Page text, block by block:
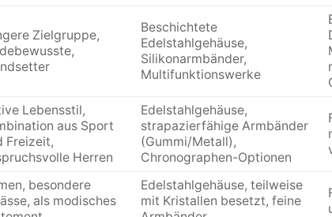
Zielgruppe,
Beschichtete
Edelstahlgehäuse,
Silikonarmbänder,
Multifunktionswerke
Lebensstil,
aus Sport
Freizeit,
Herren
Edelstahlgehäuse,
strapazierfähige Armbänder
(Gummi/Metall),
Chronographen-Optionen
besondere
als modisches
Edelstahlgehäuse, teilweise
mit Kristallen besetzt, feine